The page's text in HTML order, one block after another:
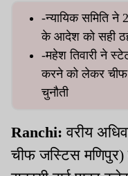
-न्यायिक समिति ने
के आदेश को सही
-महेश तिवारी ने
करने को लेकर चीफ
चुनौती
Ranchi: वरीय
चीफ जस्टिस मणिपुर)